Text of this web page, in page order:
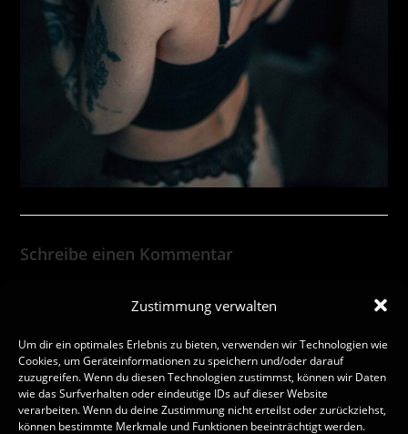
Zustimmung verwalten
Um dir ein optimales Erlebnis zu bieten, verwenden wir Technologien wie
Cookies, um Geräteinformationen zu speichern und/oder darauf
zuzugreifen. Wenn du diesen Technologien zustimmst, können wir Daten
wie das Surfverhalten oder eindeutige IDs auf dieser Website
verarbeiten. Wenn du deine Zustimmung nicht erteilst oder zurückziehst,
können bestimmte Merkmale und Funktionen beeinträchtigt werden.
Schreibe einen Kommentar